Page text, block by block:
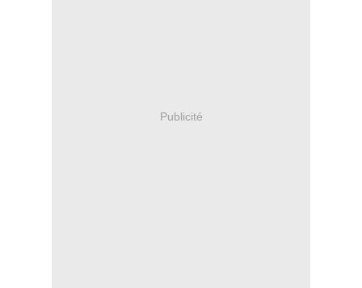
Publicité